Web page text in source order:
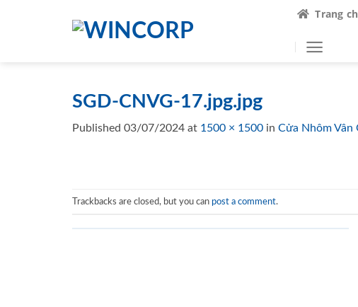
Trang
SGD-CNVG-17.jpg.jpg
Published 03/07/2024 at 1500 × 1500 in Cửa Nhôm Vân
Trackbacks are closed, but you can post a comment.